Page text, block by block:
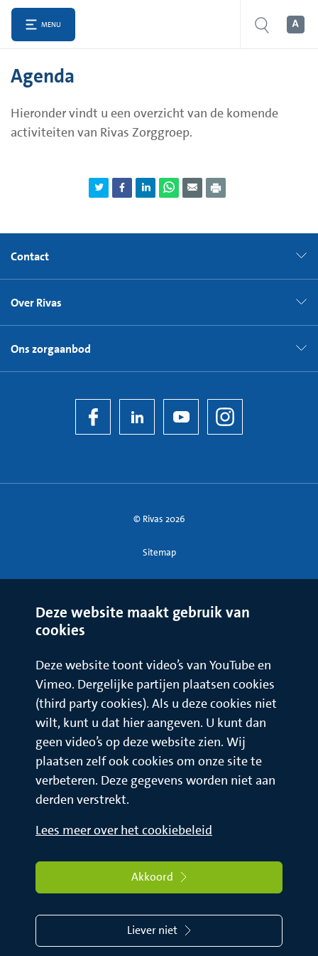
MENU
Agenda
Hieronder vindt u een overzicht van de komende
activiteiten van Rivas Zorggroep.
Contact
Over Rivas
Ons zorgaanbod
© Rivas 2026
Sitemap
Deze website maakt gebruik van
cookies
Deze website toont video’s van YouTube en
Vimeo. Dergelijke partijen plaatsen cookies
(third party cookies). Als u deze cookies niet
wilt, kunt u dat hier aangeven. U kunt dan
geen video’s op deze website zien. Wij
plaatsen zelf ook cookies om onze site te
verbeteren. Deze gegevens worden niet aan
derden verstrekt.
Lees meer over het cookiebeleid
Akkoord
Liever niet